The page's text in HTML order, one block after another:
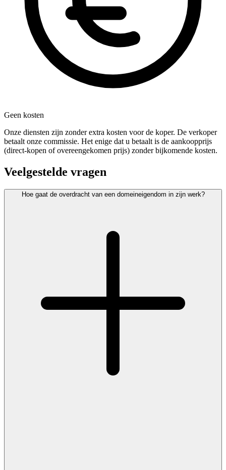
Geen kosten
Onze diensten zijn zonder extra kosten voor de koper. De verkoper
betaalt onze commissie. Het enige dat u betaalt is de aankoopprijs
(direct-kopen of overeengekomen prijs) zonder bijkomende kosten.
Veelgestelde vragen
Hoe gaat de overdracht van een domeineigendom in zijn werk?